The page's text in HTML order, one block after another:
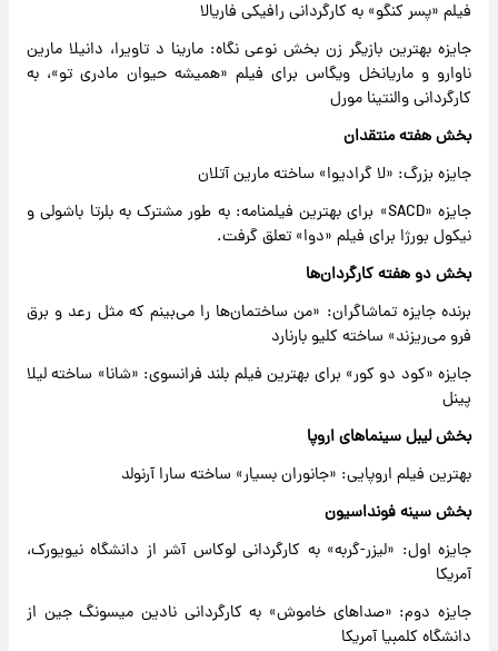
فیلم «پسر کنگو» به کارگردانی رافیکی فاریالا
جایزه بهترین بازیگر زن بخش نوعی نگاه: مارینا د تاویرا، دانیلا مارین
ناوارو و ماریانخل ویگاس برای فیلم «همیشه حیوان مادری تو»، به
کارگردانی والنتینا مورل
بخش هفته منتقدان
جایزه بزرگ: «لا گرادیوا» ساخته مارین آتلان
جایزه «SACD» برای بهترین فیلمنامه: به طور مشترک به بلرتا باشولی و
نیکول بورژا برای فیلم «دوا» تعلق گرفت.
بخش دو هفته کارگردان‌ها
برنده جایزه تماشاگران: «من ساختمان‌ها را می‌بینم که مثل رعد و برق
فرو می‌ریزند» ساخته کلیو بارنارد
جایزه «کود دو کور» برای بهترین فیلم بلند فرانسوی: «شانا» ساخته لیلا
پینل
بخش لیبل سینماهای اروپا
بهترین فیلم اروپایی: «جانوران بسیار» ساخته سارا آرنولد
بخش سینه فونداسیون
جایزه اول: «لیزر-گربه» به کارگردانی لوکاس آشر از دانشگاه نیویورک،
آمریکا
جایزه دوم: «صداهای خاموش» به کارگردانی نادین میسونگ جین از
دانشگاه کلمبیا آمریکا